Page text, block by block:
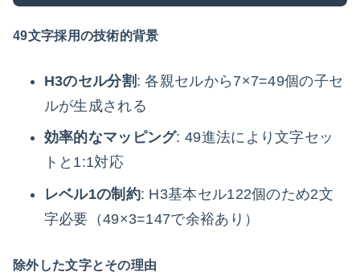
49文字採用の技術的背景
H3のセル分割 : 各親セルから7×7=49個の子セ
ルが生成される
効率的なマッピング: 49進法により文字セッ
トと1:1対応
レベル1の制約: H3基本セル122個のため2文
字必要（49×3=147で余裕あり）
除外した文字とその理由